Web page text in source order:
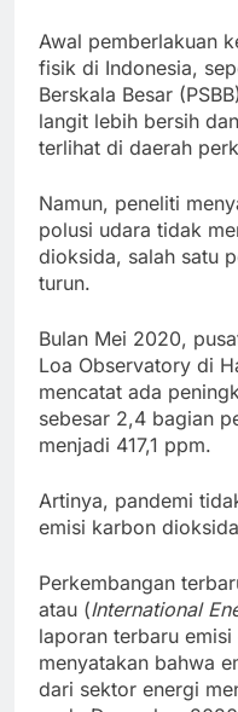
Awal pemberlakuan
fisik di Indonesia,
Berskala Besar
langit lebih bersih
terlihat di daerah
Namun, peneliti
polusi udara tidak
dioksida, salah satu
turun.
Bulan Mei 2020,
Loa Observatory di
mencatat ada
sebesar 2,4 bagian
menjadi 417,1 ppm.
Artinya, pandemi
emisi karbon
Perkembangan
atau (International
laporan terbaru
menyatakan bahwa
dari sektor energi